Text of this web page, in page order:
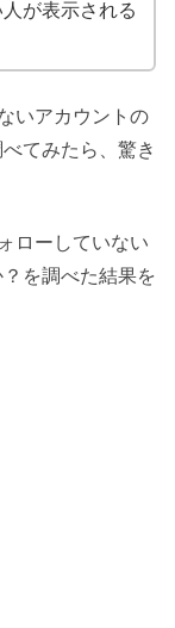
が表示される
いアカウントの
てみたら、驚き
ローしていない
を調べた結果を